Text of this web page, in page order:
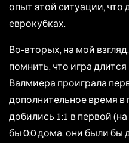
опыт этой ситуации, что
еврокубках.
Во-вторых, на мой
помнить, что игра
Валмиера проиграла
дополнительное время
добились 1:1 в первой
бы 0:0 дома, они были бы